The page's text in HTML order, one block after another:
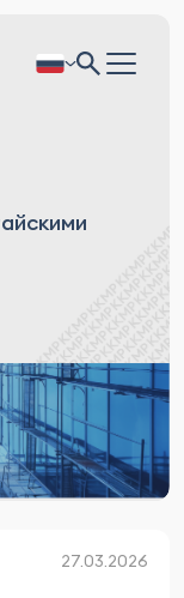
27.03.2026